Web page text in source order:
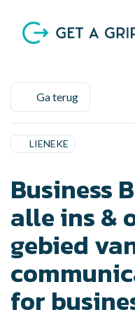
Ga terug
LIENEKE
Business
alle ins &
gebied
for